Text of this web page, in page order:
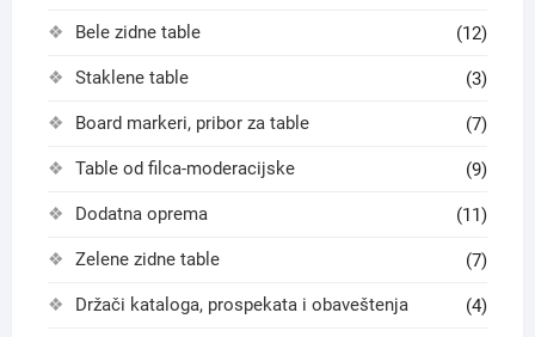
Bele zidne table (12)
Staklene table (3)
Board markeri, pribor za table (7)
Table od filca-moderacijske (9)
Dodatna oprema (11)
Zelene zidne table (7)
Držači kataloga, prospekata i obaveštenja (4)